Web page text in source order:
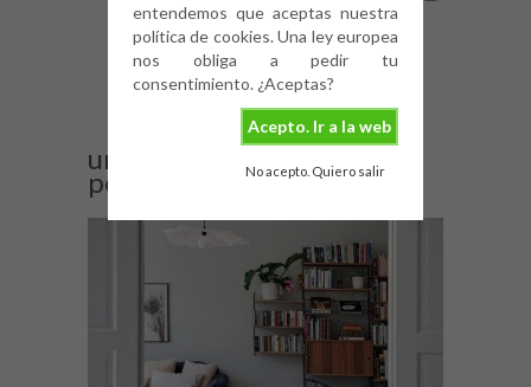
entendemos que aceptas nuestra
política de cookies. Una ley europea
nos obliga a pedir tu
consentimiento. ¿Aceptas?
Acepto. Ir a la web
No acepto. Quiero salir
una-cocina-llena-de-
personalidad-2